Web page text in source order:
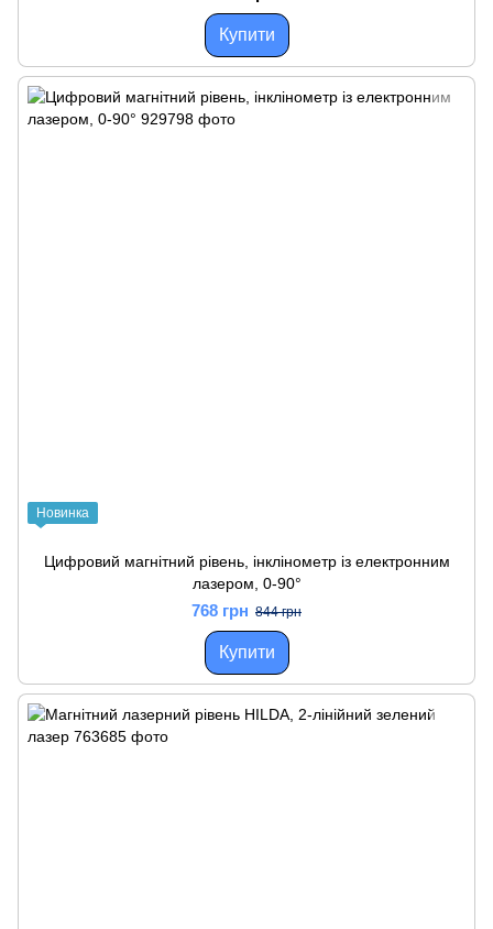
Купити
Новинка
Цифровий магнітний рівень, інклінометр із електронним
лазером, 0-90°
768 грн 844 грн
Купити